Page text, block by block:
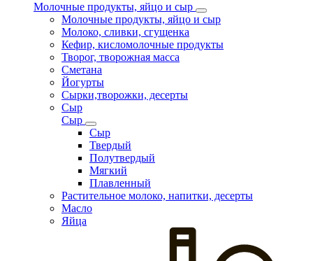
Молочные продукты, яйцо и сыр
Молочные продукты, яйцо и сыр
Молоко, сливки, сгущенка
Кефир, кисломолочные продукты
Творог, творожная масса
Сметана
Йогурты
Сырки,творожки, десерты
Сыр
Сыр
Сыр
Твердый
Полутвердый
Мягкий
Плавленный
Растительное молоко, напитки, десерты
Масло
Яйца